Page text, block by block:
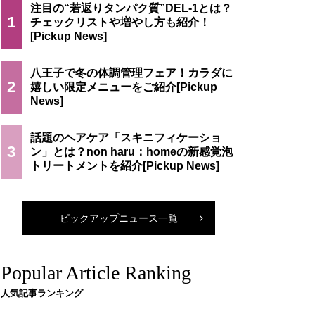
1
注目の“若返りタンパク質”DEL-1とは？
チェックリストや増やし方も紹介！
2
八王子で冬の体調管理フェア！カラダに
嬉しい限定メニューをご紹介
3
話題のヘアケア「スキニフィケーショ
ン」とは？non haru：homeの新感覚泡
トリートメントを紹介
ピックアップニュース一覧
Popular Article Ranking
人気記事ランキング